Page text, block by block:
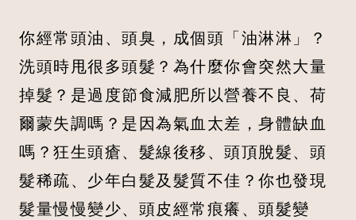
你經常頭油、頭臭，成個頭「油淋淋」？
洗頭時甩很多頭髮？為什麼你會突然大量
掉髮？是過度節食減肥所以營養不良、荷
爾蒙失調嗎？是因為氣血太差，身體缺血
嗎？狂生頭瘡、髮線後移、頭頂脫髮、頭
髮稀疏、少年白髮及髮質不佳？你也發現
髮量慢慢變少、頭皮經常痕癢、頭髮變